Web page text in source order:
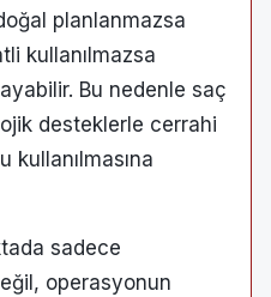
planlanmazsa
kullanılmazsa
Bu nedenle saç
desteklerle cerrahi
sadece
operasyonun